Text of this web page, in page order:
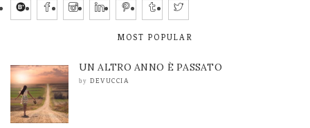
MOST POPULAR
UN ALTRO ANNO È PASSATO
by DEVUCCIA